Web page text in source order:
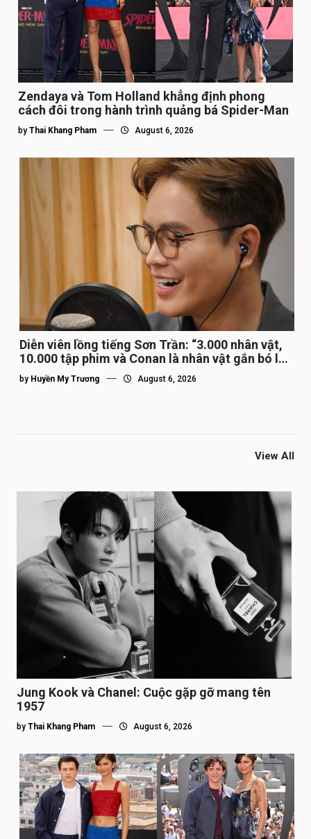
Zendaya và Tom Holland khẳng định phong
cách đôi trong hành trình quảng bá Spider-Man
by Thai Khang Pham August 6, 2026
Diễn viên lồng tiếng Sơn Trần: “3.000 nhân vật,
10.000 tập phim và Conan là nhân vật gắn bó lâu
nhất”
by Huyền My Trương August 6, 2026
View All
Jung Kook và Chanel: Cuộc gặp gỡ mang tên
1957
by Thai Khang Pham August 6, 2026